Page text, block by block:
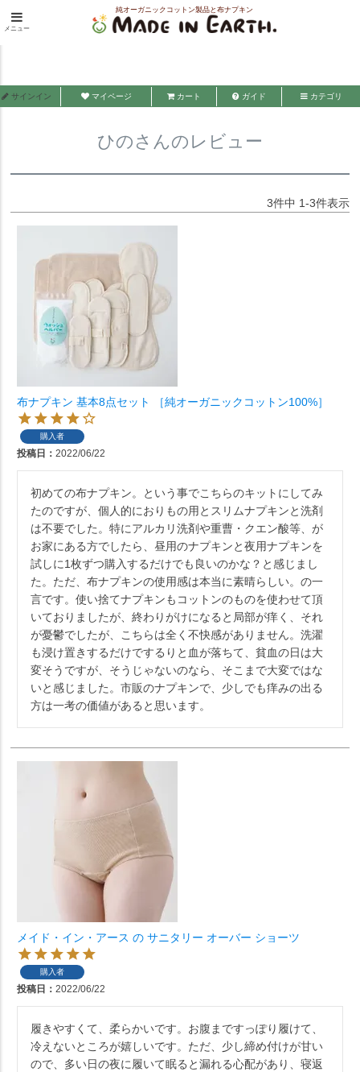
純オーガニックコットン製品と布ナプキン
メイド・イン・アース
メニュー
HOME ひのさんのレビュー
サインイン マイページ カート ガイド カテゴリ
ひのさんのレビュー
3件中 1-3件表示
布ナプキン 基本8点セット ［純オーガニックコットン100%］
購入者
投稿日 2022/06/22
初めての布ナプキン。という事でこちらのキットにしてみ
たのですが、個人的におりもの用とスリムナプキンと洗剤
は不要でした。特にアルカリ洗剤や重曹・クエン酸等、が
お家にある方でしたら、昼用のナプキンと夜用ナプキンを
試しに1枚ずつ購入するだけでも良いのかな？と感じまし
た。ただ、布ナプキンの使用感は本当に素晴らしい。の一
言です。使い捨てナプキンもコットンのものを使わせて頂
いておりましたが、終わりがけになると局部が痒く、それ
が憂鬱でしたが、こちらは全く不快感がありません。洗濯
も浸け置きするだけでするりと血が落ちて、貧血の日は大
変そうですが、そうじゃないのなら、そこまで大変ではな
いと感じました。市販のナプキンで、少しでも痒みの出る
方は一考の価値があると思います。
メイド・イン・アース の サニタリー オーバー ショーツ
購入者
投稿日 2022/06/22
履きやすくて、柔らかいです。お腹まですっぽり履けて、
冷えないところが嬉しいです。ただ、少し締め付けが甘い
ので、多い日の夜に履いて眠ると漏れる心配があり、寝返